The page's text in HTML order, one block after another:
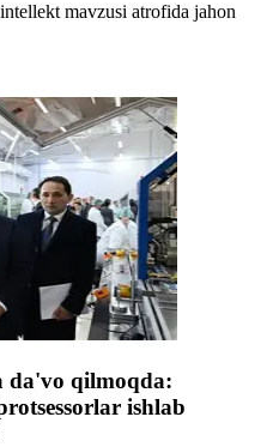
mavzusi atrofida jahon
da'vo qilmoqda:
ishlab